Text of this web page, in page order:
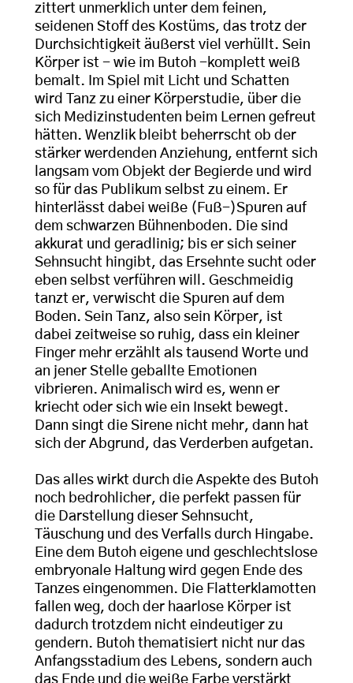
zittert unmerklich unter dem feinen,
seidenen Stoff des Kostüms, das trotz der
Durchsichtigkeit äußerst viel verhüllt. Sein
Körper ist - wie im Butoh -komplett weiß
bemalt. Im Spiel mit Licht und Schatten
wird Tanz zu einer Körperstudie, über die
sich Medizinstudenten beim Lernen gefreut
hätten. Wenzlik bleibt beherrscht ob der
stärker werdenden Anziehung, entfernt sich
langsam vom Objekt der Begierde und wird
so für das Publikum selbst zu einem. Er
hinterlässt dabei weiße (Fuß-)Spuren auf
dem schwarzen Bühnenboden. Die sind
akkurat und geradlinig; bis er sich seiner
Sehnsucht hingibt, das Ersehnte sucht oder
eben selbst verführen will. Geschmeidig
tanzt er, verwischt die Spuren auf dem
Boden. Sein Tanz, also sein Körper, ist
dabei zeitweise so ruhig, dass ein kleiner
Finger mehr erzählt als tausend Worte und
an jener Stelle geballte Emotionen
vibrieren. Animalisch wird es, wenn er
kriecht oder sich wie ein Insekt bewegt.
Dann singt die Sirene nicht mehr, dann hat
sich der Abgrund, das Verderben aufgetan.
Das alles wirkt durch die Aspekte des Butoh
noch bedrohlicher, die perfekt passen für
die Darstellung dieser Sehnsucht,
Täuschung und des Verfalls durch Hingabe.
Eine dem Butoh eigene und geschlechtslose
embryonale Haltung wird gegen Ende des
Tanzes eingenommen. Die Flatterklamotten
fallen weg, doch der haarlose Körper ist
dadurch trotzdem nicht eindeutiger zu
gendern. Butoh thematisiert nicht nur das
Anfangsstadium des Lebens, sondern auch
das Ende und die weiße Farbe verstärkt